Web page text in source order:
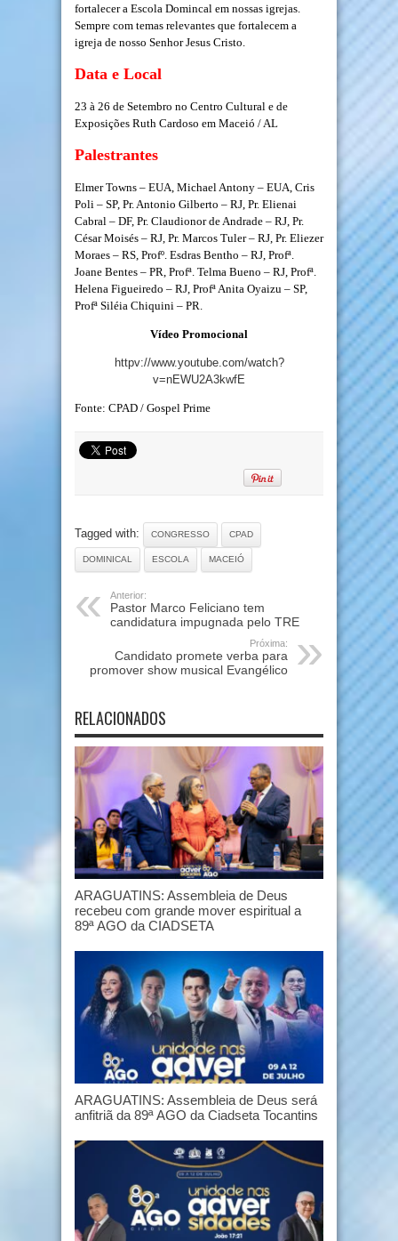
fortalecer a Escola Domincal em nossas igrejas.
Sempre com temas relevantes que fortalecem a
igreja de nosso Senhor Jesus Cristo.
Data e Local
23 à 26 de Setembro no Centro Cultural e de
Exposições Ruth Cardoso em Maceió / AL
Palestrantes
Elmer Towns – EUA, Michael Antony – EUA, Cris
Poli – SP, Pr. Antonio Gilberto – RJ, Pr. Elienai
Cabral – DF, Pr. Claudionor de Andrade – RJ, Pr.
César Moisés – RJ, Pr. Marcos Tuler – RJ, Pr. Eliezer
Moraes – RS, Profº. Esdras Bentho – RJ, Profª.
Joane Bentes – PR, Profª. Telma Bueno – RJ, Profª.
Helena Figueiredo – RJ, Profª Anita Oyaizu – SP,
Profª Siléia Chiquini – PR.
Vídeo Promocional
httpv://www.youtube.com/watch?
v=nEWU2A3kwfE
Fonte: CPAD / Gospel Prime
Tagged with: CONGRESSO CPAD
DOMINICAL ESCOLA MACEIÓ
Anterior:
Pastor Marco Feliciano tem
candidatura impugnada pelo TRE
Próxima:
Candidato promete verba para
promover show musical Evangélico
RELACIONADOS
ARAGUATINS: Assembleia de Deus
recebeu com grande mover espiritual a
89ª AGO da CIADSETA
ARAGUATINS: Assembleia de Deus será
anfitriã da 89ª AGO da Ciadseta Tocantins